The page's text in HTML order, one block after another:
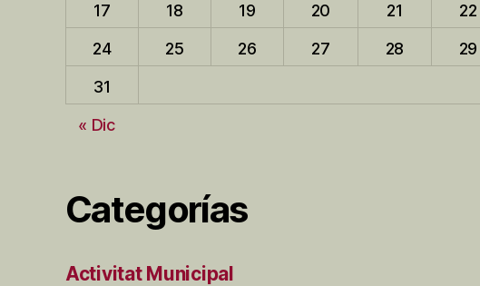
17
18 19 20 21 22
24
25 26 27 28 29
31
« Dic
Categorías
Activitat Municipal